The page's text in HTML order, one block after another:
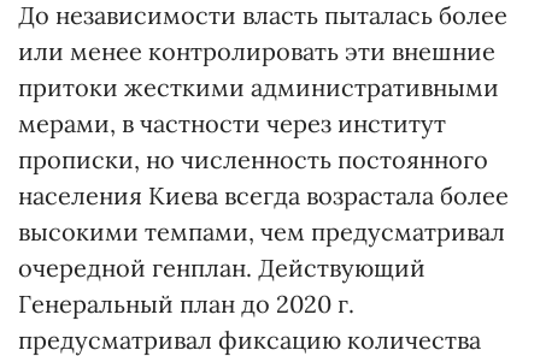
До независимости власть пыталась более
или менее контролировать эти внешние
притоки жесткими административными
мерами, в частности через институт
прописки, но численность постоянного
населения Киева всегда возрастала более
высокими темпами, чем предусматривал
очередной генплан. Действующий
Генеральный план до 2020 г.
предусматривал фиксацию количества